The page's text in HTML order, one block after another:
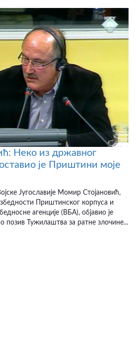
Неко из државног
је Приштини моје
Југославије Момир Стојановић,
Приштинског корпуса и
агенције (ВБА), објавио је
позив Тужилаштва за ратне злочине...